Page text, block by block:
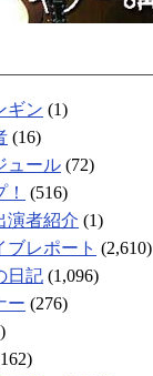
ギン (1)
(16)
ュール (72)
(516)
演者紹介 (1)
ブレポート (2,610)
日記 (1,096)
ー (276)